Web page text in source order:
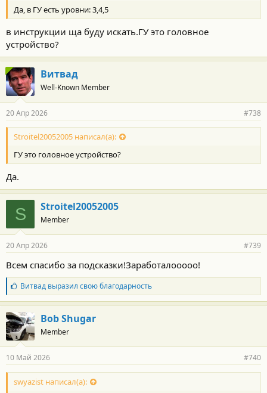
Да, в ГУ есть уровни: 3,4,5
в инструкции ща буду искать.ГУ это головное
устройство?
Витвад
Well-Known Member
20 Апр 2026 #738
Stroitel20052005 написал(а):
ГУ это головное устройство?
Да.
S Stroitel20052005
Member
20 Апр 2026 #739
Всем спасибо за подсказки!Заработалооооо!
Б
л
а
г
о
д
а
н
о
с
Витвадвыразил свою благодарность
Bob Shugar
Member
10 Май 2026 #740
swyazist написал(а):